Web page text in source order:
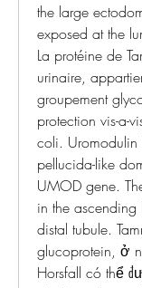
the large
exposed at the
La protéine de
urinaire,
groupement
protection vis-a-
coli. Uromodulin
pellucida-like
UMOD gene.
in the
distal tubule.
glucoprotein, ở
Horsfall có thể